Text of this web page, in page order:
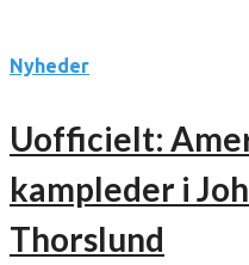
Nyheder
Uofficielt:
kampleder i
Thorslund